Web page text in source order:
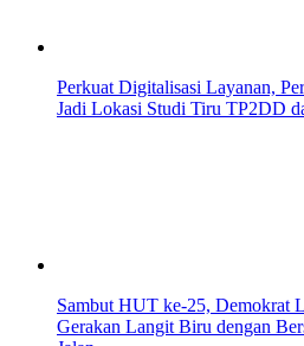
Perkuat Digitalisasi Layanan,
Jadi Lokasi Studi Tiru TP2DD
Sambut HUT ke-25, Demokrat
Gerakan Langit Biru dengan